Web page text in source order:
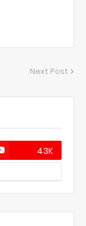
Next Post
43K